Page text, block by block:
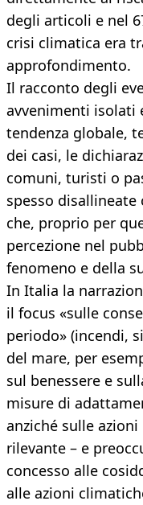
degli articoli e nel
crisi climatica era
approfondimento.
Il racconto degli
avvenimenti isolati
tendenza globale,
dei casi, le
comuni, turisti o
spesso
che, proprio per
percezione nel
fenomeno e della
In Italia la
il focus «sulle
periodo» (incendi,
del mare, per
sul benessere e
misure di
anziché sulle
rilevante – e
concesso alle
alle azioni